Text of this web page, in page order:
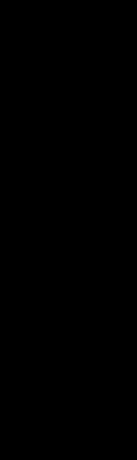
droit, nous nous